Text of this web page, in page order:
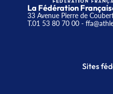
La Fédération
33 Avenue Pierre de
T.01 53 80 70 00-
Sites